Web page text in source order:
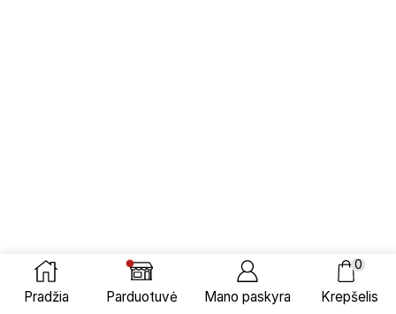
Pradžia Parduotuvė Mano paskyra
0
Krepšelis